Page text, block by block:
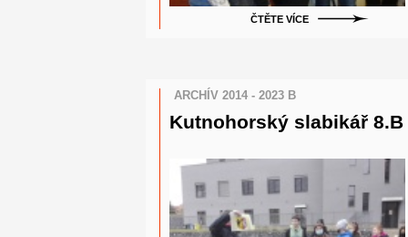
ČTĚTE VÍCE
ARCHÍV 2014 - 2023 B
Kutnohorský slabikář 8.B